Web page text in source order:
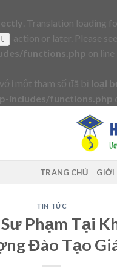
. Translation loading
action or later. Please see
functions.php on line
một tham số đã bị loại
includes/functions.php
TRANG CHỦ GIỚI
TIN TỨC
Phạm Tại
Đào Tạo